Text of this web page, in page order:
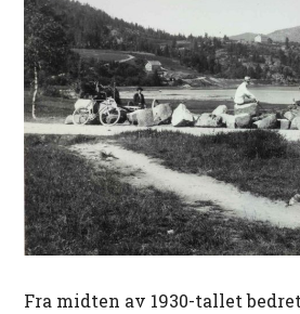
Fra midten av 1930-tallet